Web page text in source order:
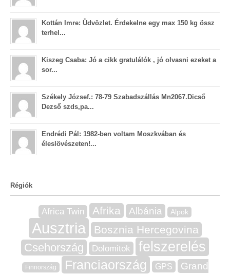
Kottán Imre: Üdvözlet. Érdekelne egy max 150 kg össz
terhel...
Kiszeg Csaba: Jó a cikk gratulálók , jó olvasni ezeket a
sor...
Székely József.: 78-79 Szabadszállás Mn2067.Dicső
Dezső szds,pa...
Endrédi Pál: 1982-ben voltam Moszkvában és
éleslövészeten!...
Régiók
Africa Twin Afrika Albánia Alpok
Ausztria Bosznia Hercegovina
Csehország Dolomitok felszerelés
Finnország Franciaország GPS
Grand